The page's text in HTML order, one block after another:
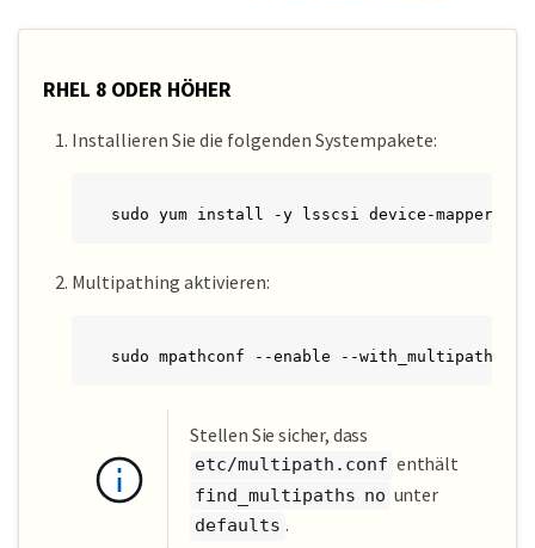
RHEL 8 ODER HÖHER
Installieren Sie die folgenden Systempakete:
sudo yum install -y lsscsi device-mapper-
Multipathing aktivieren:
sudo mpathconf --enable --with_multipathd
Stellen Sie sicher, dass
etc/multipath.conf enthält
find_multipaths no unter
defaults .